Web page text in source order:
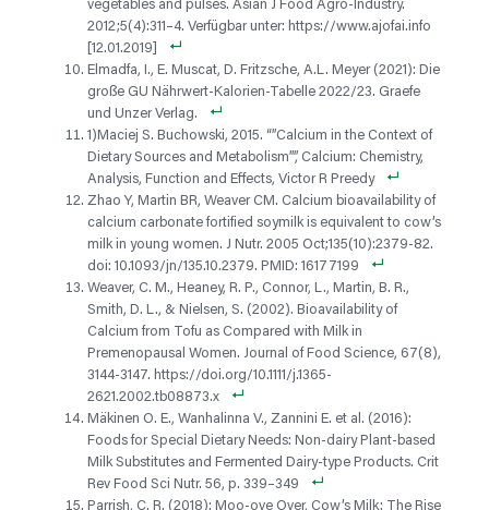
vegetables and pulses. Asian J Food Agro-Industry.
2012;5(4):311–4. Verfügbar unter: https://www.ajofai.info
[12.01.2019]
Elmadfa, I., E. Muscat, D. Fritzsche, A.L. Meyer (2021): Die
große GU Nährwert-Kalorien-Tabelle 2022/23. Graefe
und Unzer Verlag.
1)Maciej S. Buchowski, 2015. “”Calcium in the Context of
Dietary Sources and Metabolism””, Calcium: Chemistry,
Analysis, Function and Effects, Victor R Preedy
Zhao Y, Martin BR, Weaver CM. Calcium bioavailability of
calcium carbonate fortified soymilk is equivalent to cow’s
milk in young women. J Nutr. 2005 Oct;135(10):2379-82.
doi: 10.1093/jn/135.10.2379. PMID: 16177199
Weaver, C. M., Heaney, R. P., Connor, L., Martin, B. R.,
Smith, D. L., & Nielsen, S. (2002). Bioavailability of
Calcium from Tofu as Compared with Milk in
Premenopausal Women. Journal of Food Science, 67(8),
3144-3147. https://doi.org/10.1111/j.1365-
2621.2002.tb08873.x
Mäkinen O. E., Wanhalinna V., Zannini E. et al. (2016):
Foods for Special Dietary Needs: Non-dairy Plant-based
Milk Substitutes and Fermented Dairy-type Products. Crit
Rev Food Sci Nutr. 56, p. 339–349
Parrish, C. R. (2018): Moo-ove Over, Cow’s Milk: The Rise